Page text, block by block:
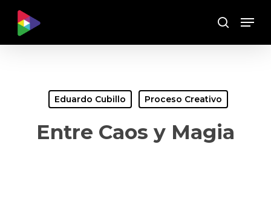
main
Buscar
Menu
Eduardo Cubillo Proceso Creativo
Entre Caos y Magia